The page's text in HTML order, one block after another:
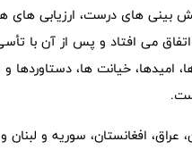
بینی های درست، ارزیابی های
می افتاد و پس از آن با
امیدها، خیانت ها،
افغانستان، سوریه و